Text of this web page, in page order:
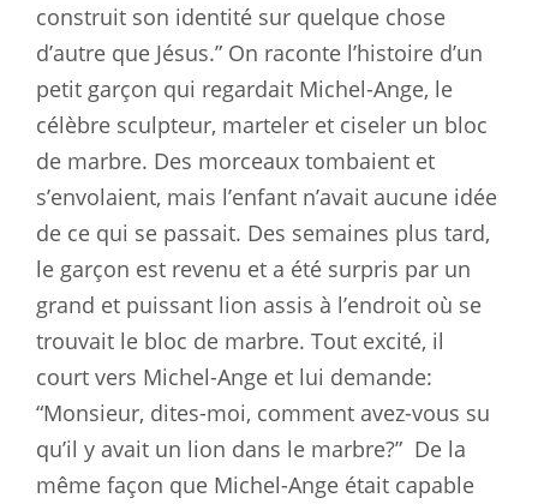
construit son identité sur quelque chose
d’autre que Jésus.” On raconte l’histoire d’un
petit garçon qui regardait Michel-Ange, le
célèbre sculpteur, marteler et ciseler un bloc
de marbre. Des morceaux tombaient et
s’envolaient, mais l’enfant n’avait aucune idée
de ce qui se passait. Des semaines plus tard,
le garçon est revenu et a été surpris par un
grand et puissant lion assis à l’endroit où se
trouvait le bloc de marbre. Tout excité, il
court vers Michel-Ange et lui demande:
“Monsieur, dites-moi, comment avez-vous su
qu’il y avait un lion dans le marbre?” De la
même façon que Michel-Ange était capable